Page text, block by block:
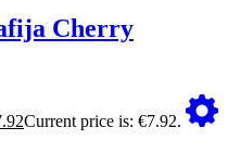
Cherry
Current price is: €7.92.